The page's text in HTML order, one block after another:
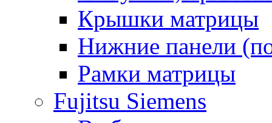
Крышки матрицы
Нижние панели
Рамки матрицы
Fujitsu Siemens